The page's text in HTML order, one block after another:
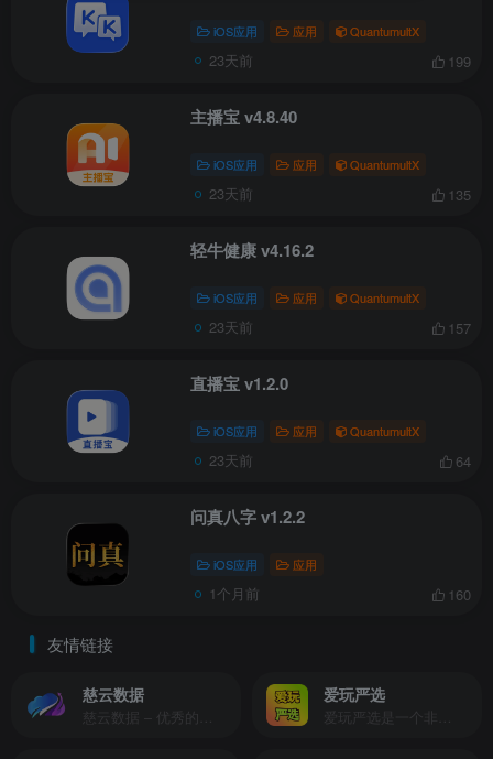
iOS应用 应用 QuantumultX
23天前 199
主播宝 v4.8.40
iOS应用 应用 QuantumultX
23天前 135
轻牛健康 v4.16.2
iOS应用 应用 QuantumultX
23天前 157
直播宝 v1.2.0
iOS应用 应用 QuantumultX
23天前 64
问真八字 v1.2.2
iOS应用 应用
1个月前 160
友情链接
慈云数据
慈云数据 – 优秀的云服务器服务商，提供最具有性价比的产品。慈云数据是开发者必不可少的良心云
爱玩严选
爱玩严选是一个非常有保障且性价比极高的虚拟商城，包括但不限于苹果证书、技术指导、会员充值等多种虚拟服务！